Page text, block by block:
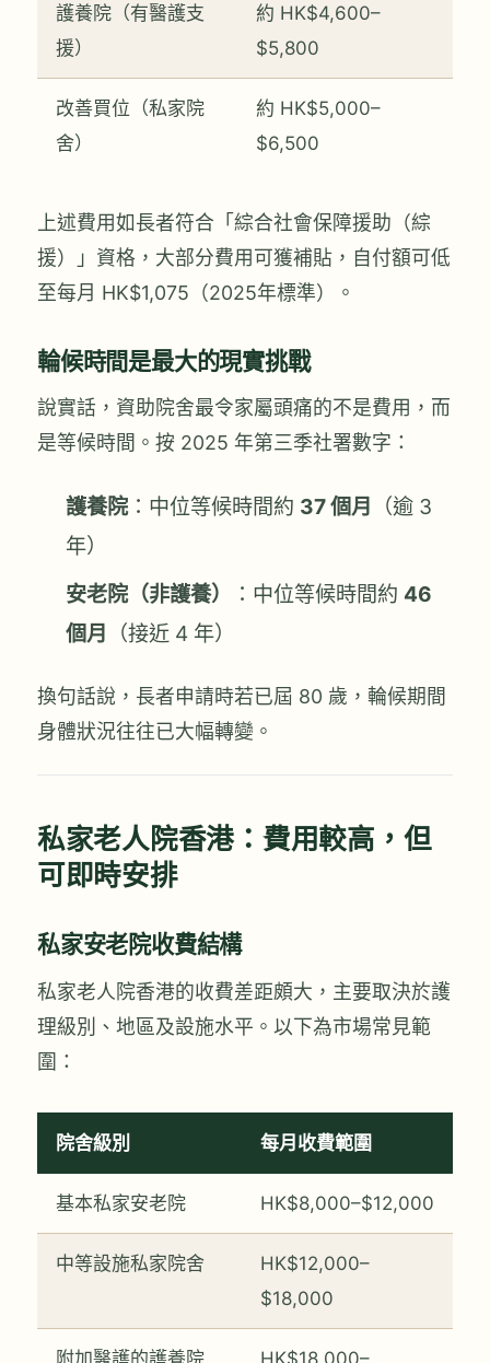
護養院（有醫護支
援）
約 HK$4,600–
$5,800
改善買位（私家院
舍）
約 HK$5,000–
$6,500
上述費用如長者符合「綜合社會保障援助（綜
援）」資格，大部分費用可獲補貼，自付額可低
至每月 HK$1,075（2025年標準）。
輪候時間是最大的現實挑戰
說實話，資助院舍最令家屬頭痛的不是費用，而
是等候時間。按 2025 年第三季社署數字：
護養院：中位等候時間約 37 個月
（逾 3
年）
安老院（非護養）
：中位等候時間約 46
個月
（接近 4 年）
換句話說，長者申請時若已屆 80 歲，輪候期間
身體狀況往往已大幅轉變。
私家老人院香港：費用較高，但
可即時安排
私家安老院收費結構
私家老人院香港的收費差距頗大，主要取決於護
理級別、地區及設施水平。以下為市場常見範
圍：
院舍級別 每月收費範圍
基本私家安老院 HK$8,000–$12,000
中等設施私家院舍
HK$12,000–
$18,000
附加醫護的護養院 HK$18,000–